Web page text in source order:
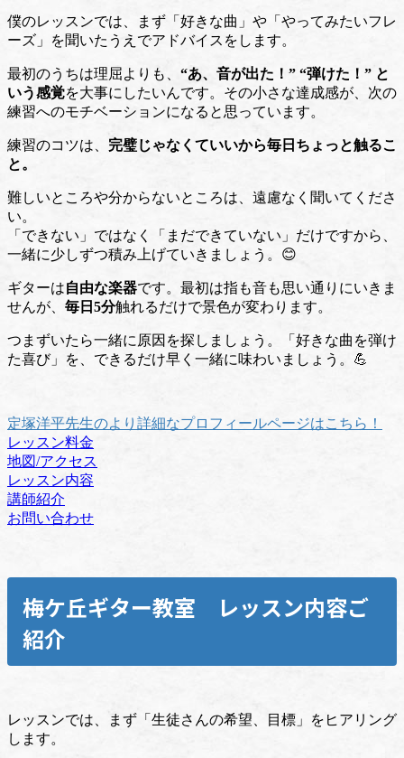
僕のレッスンでは、まず「好きな曲」や「やってみたいフレ
ーズ」を聞いたうえでアドバイスをします。
最初のうちは理屈よりも、 “あ、音が出た！” “弾けた！” と
いう感覚を大事にしたいんです。その小さな達成感が、次の
練習へのモチベーションになると思っています。
練習のコツは、 完璧じゃなくていいから毎日ちょっと触るこ
と。
難しいところや分からないところは、遠慮なく聞いてくださ
い。
「できない」ではなく「まだできていない」だけですから、
一緒に少しずつ積み上げていきましょう。😊
ギターは自由な楽器です。最初は指も音も思い通りにいきま
せんが、 毎日5分触れるだけで景色が変わります。
つまずいたら一緒に原因を探しましょう。「好きな曲を弾け
た喜び」を、できるだけ早く一緒に味わいましょう。💪
定塚洋平先生のより詳細なプロフィールページはこちら！
レッスン料金
地図/アクセス
レッスン内容
講師紹介
お問い合わせ
梅ケ丘ギター教室 レッスン内容ご
紹介
レッスンでは、まず「生徒さんの希望、目標」をヒアリング
します。